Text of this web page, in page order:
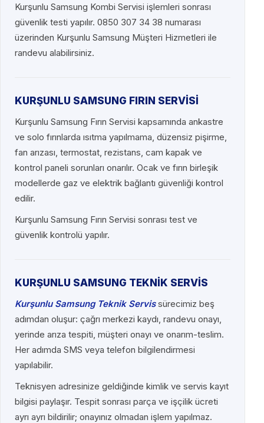
Kurşunlu Samsung Kombi Servisi işlemleri sonrası
güvenlik testi yapılır. 0850 307 34 38 numarası
üzerinden Kurşunlu Samsung Müşteri Hizmetleri ile
randevu alabilirsiniz.
KURŞUNLU SAMSUNG FIRIN SERVİSİ
Kurşunlu Samsung Fırın Servisi kapsamında ankastre
ve solo fırınlarda ısıtma yapılmama, düzensiz pişirme,
fan arızası, termostat, rezistans, cam kapak ve
kontrol paneli sorunları onarılır. Ocak ve fırın birleşik
modellerde gaz ve elektrik bağlantı güvenliği kontrol
edilir.
Kurşunlu Samsung Fırın Servisi sonrası test ve
güvenlik kontrolü yapılır.
KURŞUNLU SAMSUNG TEKNİK SERVİS
Kurşunlu Samsung Teknik Servissürecimiz beş
adımdan oluşur: çağrı merkezi kaydı, randevu onayı,
yerinde arıza tespiti, müşteri onayı ve onarım-teslim.
Her adımda SMS veya telefon bilgilendirmesi
yapılabilir.
Teknisyen adresinize geldiğinde kimlik ve servis kayıt
bilgisi paylaşır. Tespit sonrası parça ve işçilik ücreti
ayrı ayrı bildirilir; onayınız olmadan işlem yapılmaz.